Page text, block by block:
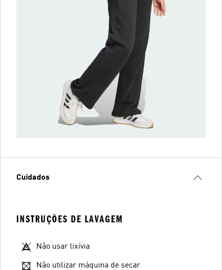
Cuidados
INSTRUÇÕES DE LAVAGEM
Não usar lixívia
Não utilizar máquina de secar